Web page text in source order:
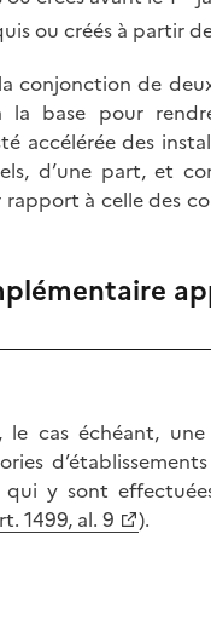
ou créés à partir
conjonction de
la base pour
accélérée des
d’une part, et
à celle des
le cas échéant,
y sont
1499, al. 9
).